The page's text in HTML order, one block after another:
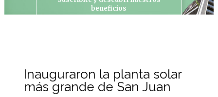
beneficios
Inauguraron la planta solar
más grande de San Juan